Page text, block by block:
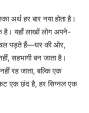
अर्थ हर बार नया होता है।
है। यहाँ लाखों लोग अपने-
चल पड़ते हैं—घर की ओर,
सहभागी बन जाता है।
रह जाता, बल्कि एक
एक छंद है, हर सिग्नल एक